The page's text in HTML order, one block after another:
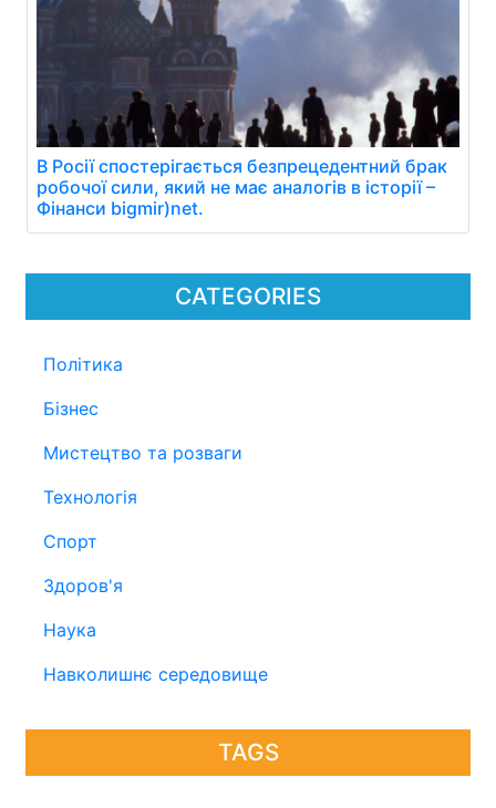
CATEGORIES
Політика
Бізнес
Мистецтво та розваги
Технологія
Спорт
Здоров'я
Наука
Навколишнє середовище
TAGS
В Росії спостерігається безпрецедентний брак
робочої сили, який не має аналогів в історії –
Фінанси bigmir)net.